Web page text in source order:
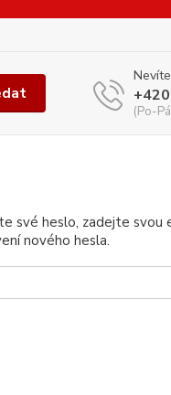
(Po-
své heslo, zadejte
nového hesla.